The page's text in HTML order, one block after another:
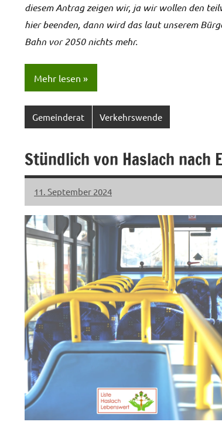
diesem Antrag zeigen wir, ja wir wollen den
hier beenden, dann wird das laut unserem
Bahn vor 2050 nichts mehr.
Mehr lesen
Gemeinderat Verkehrswende
Stündlich von Haslach nach
11. September 2024
LHL
1
Kommentar